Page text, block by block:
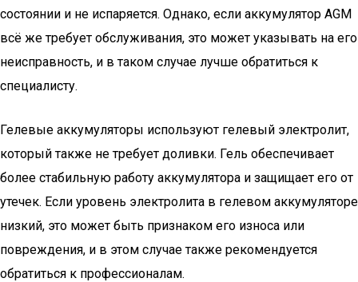
состоянии и не испаряется. Однако, если аккумулятор AGM
всё же требует обслуживания, это может указывать на его
неисправность, и в таком случае лучше обратиться к
специалисту.
Гелевые аккумуляторы используют гелевый электролит,
который также не требует доливки. Гель обеспечивает
более стабильную работу аккумулятора и защищает его от
утечек. Если уровень электролита в гелевом аккумуляторе
низкий, это может быть признаком его износа или
повреждения, и в этом случае также рекомендуется
обратиться к профессионалам.